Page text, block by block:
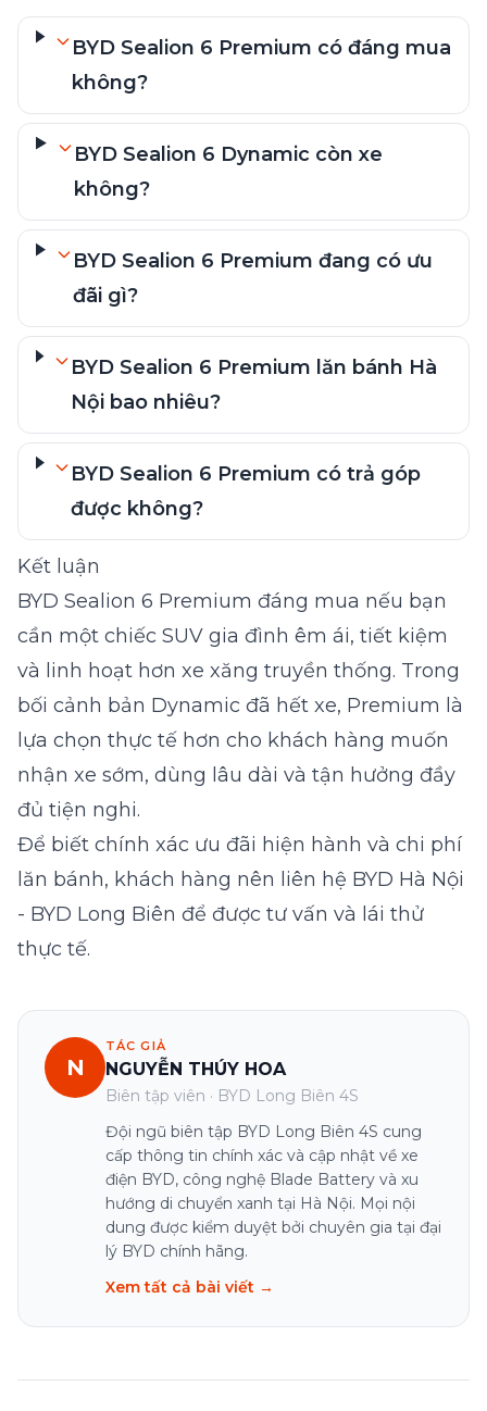
BYD Sealion 6 Premium có đáng mua
không?
BYD Sealion 6 Dynamic còn xe
không?
BYD Sealion 6 Premium đang có ưu
đãi gì?
BYD Sealion 6 Premium lăn bánh Hà
Nội bao nhiêu?
BYD Sealion 6 Premium có trả góp
được không?
Kết luận
BYD Sealion 6 Premium đáng mua nếu bạn
cần một chiếc SUV gia đình êm ái, tiết kiệm
và linh hoạt hơn xe xăng truyền thống. Trong
bối cảnh bản Dynamic đã hết xe, Premium là
lựa chọn thực tế hơn cho khách hàng muốn
nhận xe sớm, dùng lâu dài và tận hưởng đầy
đủ tiện nghi.
Để biết chính xác ưu đãi hiện hành và chi phí
lăn bánh, khách hàng nên liên hệ BYD Hà Nội
- BYD Long Biên để được tư vấn và lái thử
thực tế.
N
TÁC GIẢ
NGUYỄN THÚY HOA
Biên tập viên · BYD Long Biên 4S
Đội ngũ biên tập BYD Long Biên 4S cung
cấp thông tin chính xác và cập nhật về xe
điện BYD, công nghệ Blade Battery và xu
hướng di chuyển xanh tại Hà Nội. Mọi nội
dung được kiểm duyệt bởi chuyên gia tại đại
lý BYD chính hãng.
Xem tất cả bài viết →